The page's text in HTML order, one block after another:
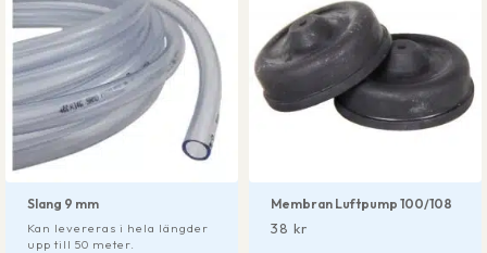
Slang 9 mm
Kan levereras i hela längder
upp till 50 meter.
Membran Luftpump 100/108
38 kr